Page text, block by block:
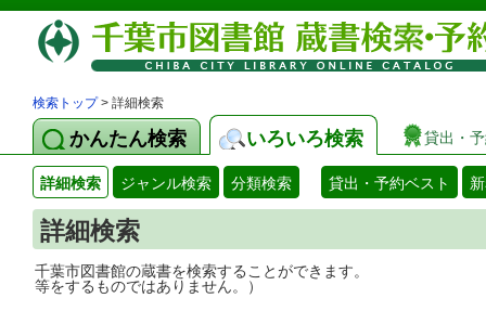
検索トップ> 詳細検索
かんたん検索 いろいろ検索 貸出・
詳細検索 ジャンル検索 分類検索 貸出・予約ベスト
詳細検索
千葉市図書館の蔵書を検索することがで
等をするものではありません。）